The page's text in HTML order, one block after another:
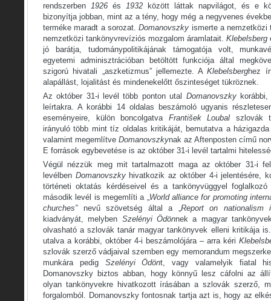
rendszerben 1926 és 1932
között láttak napvilágot, és e
bizonyítja jobban, mint az a tény, hogy még a negyvenes
terméke maradt a sorozat.Domanovszky ismerte a nemzetközi
nemzetközi tankönyvrevíziós mozgalom áramlatait. Klebelsberg
jó barátja, tudománypolitikájának támogatója volt,
egyetemi adminisztrációban betöltött funkciója által
szigorú hivatali „aszketizmus” jellemezte. AKlebelsberghez
alapállást, lojalitást és mindenekelőtt őszinteséget tükröznek.
Az október 31-i levél több ponton utal Domanovszkykorábbi,
leírtakra. A korábbi 14 oldalas beszámoló ugyanis
eseményeire, külön boncolgatva FrantišekLoubal szlovák
irányuló több mint tíz oldalas kritikáját, bemutatva a
valamint megemlítve Domanovszkynak az Aftenposten című
E források egybevetése is az október 31-i levél tartalmi
Végül nézzük meg mit tartalmazott maga az október 31-i
levélben Domanovszkyhivatkozik az október 4-i jelentésére,
történeti oktatás kérdéseivel és a tankönyvüggyel
második levél is megemlíti a „World alliance for promoting
churches”nevű szövetség által a „Report on nationalism
kiadványát, melyben Szelényi Ödönnek a magyar
olvasható a szlovák tanár magyar tankönyvek elleni kritikája
utalva a korábbi, október 4-i beszámolójára – arra kéri
szlovák szerző vádjaival szemben egy memorandum
munkára pedig Szelényi Ödönt, vagy valamelyik fiatal
Domanovszky biztos abban, hogy könnyű lesz cáfolni az
olyan tankönyvekre hivatkozott írásában a szlovák szerző,
forgalomból. Domanovszky fontosnak tartja azt is, hogy az